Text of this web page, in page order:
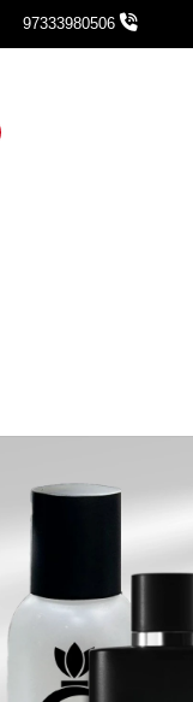
97333980506